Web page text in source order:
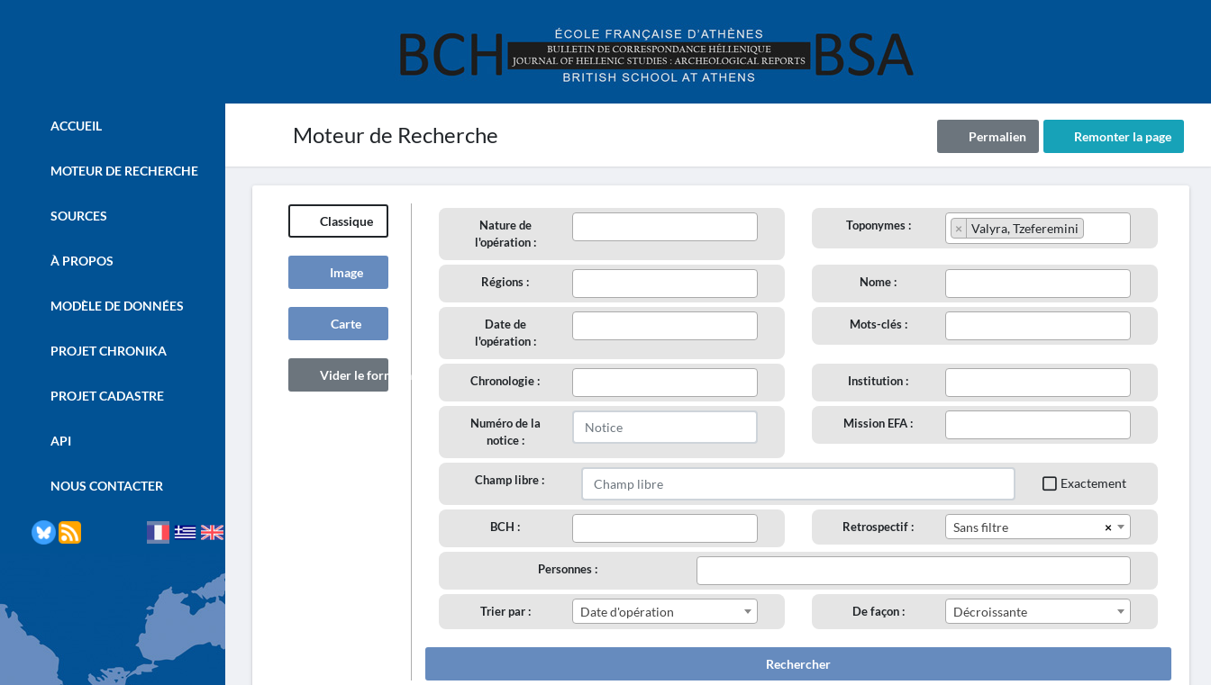
Moteur de Recherche Remonter la page
Permalien
ACCUEIL
MOTEUR DE RECHERCHE
SOURCES
À PROPOS
MODÈLE DE DONNÉES
PROJET CHRONIKA
PROJET CADASTRE
API
NOUS CONTACTER
Classique
Image
Carte
Vider le formulaire
Nature de
l'opération :
Toponymes : × Valyra, Tzeferemini
Régions : Nome :
Date de
l'opération :
Mots-clés :
Chronologie : Institution :
Numéro de la
notice :
Mission EFA :
Champ libre : Exactement
BCH : Retrospectif : ×
Sans filtre
Personnes :
Trier par : Date d'opération De façon : Décroissante
Rechercher